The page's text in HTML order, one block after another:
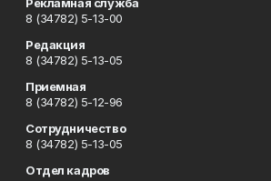
8 (34782) 5-13-00
Редакция
8 (34782) 5-13-05
Приемная
8 (34782) 5-12-96
Сотрудничество
8 (34782) 5-13-05
Отдел кадров